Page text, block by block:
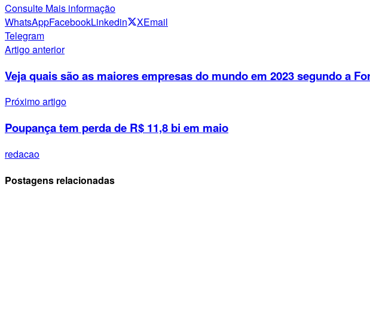
Consulte Mais informação
WhatsAppFacebookLinkedin XEmail
Telegram
Artigo anterior
Veja quais são as maiores empresas do mundo em 2023 segundo a
Próximo artigo
Poupança tem perda de R$ 11,8 bi em maio
redacao
Postagens relacionadas